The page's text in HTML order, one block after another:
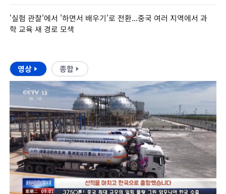
'실험 관찰'에서 '하면서 배우기'로 전환...중국 여러 지역에서 과
학 교육 새 경로 모색
영상 종합